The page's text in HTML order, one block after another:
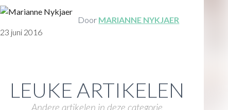
Door MARIANNE NYKJAER
23 juni 2016
LEUKE ARTIKELEN
Andere artikelen in deze categorie